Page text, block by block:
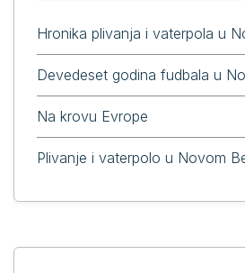
Hronika plivanja i vaterpola u
Devedeset godina fudbala u
Na krovu Evrope
Plivanje i vaterpolo u Novom